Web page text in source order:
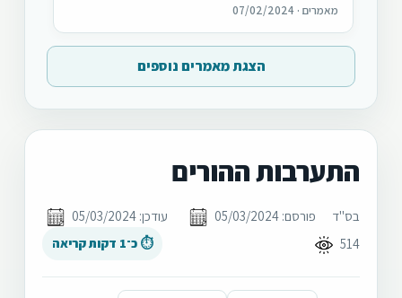
מאמרים · 07/02/2024
הצגת מאמרים נוספים
התערבות ההורים
בס"ד פורסם: 05/03/2024
עודכן: 05/03/2024
514
⏱ כ־1 דקות קריאה